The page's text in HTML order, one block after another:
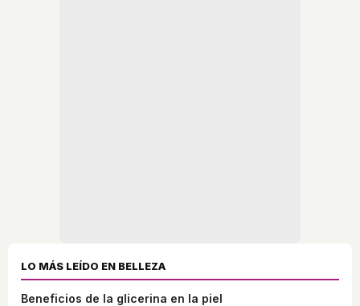
LO MÁS LEÍDO EN BELLEZA
Beneficios de la glicerina en la piel